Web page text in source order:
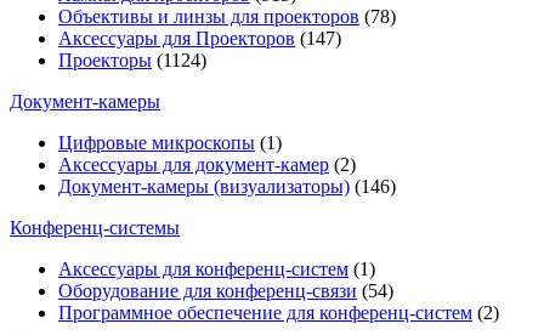
Объективы и линзы для проекторов (78)
Аксессуары для Проекторов (147)
Проекторы (1124)
Документ-камеры
Цифровые микроскопы (1)
Аксессуары для документ-камер (2)
Документ-камеры (визуализаторы) (146)
Конференц-системы
Аксессуары для конференц-систем (1)
Оборудование для конференц-связи (54)
Программное обеспечение для конференц-систем (2)